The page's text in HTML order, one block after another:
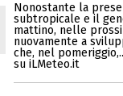
Nonostante la
subtropicale e il
mattino, nelle
nuovamente a
che, nel
su iLMeteo.it